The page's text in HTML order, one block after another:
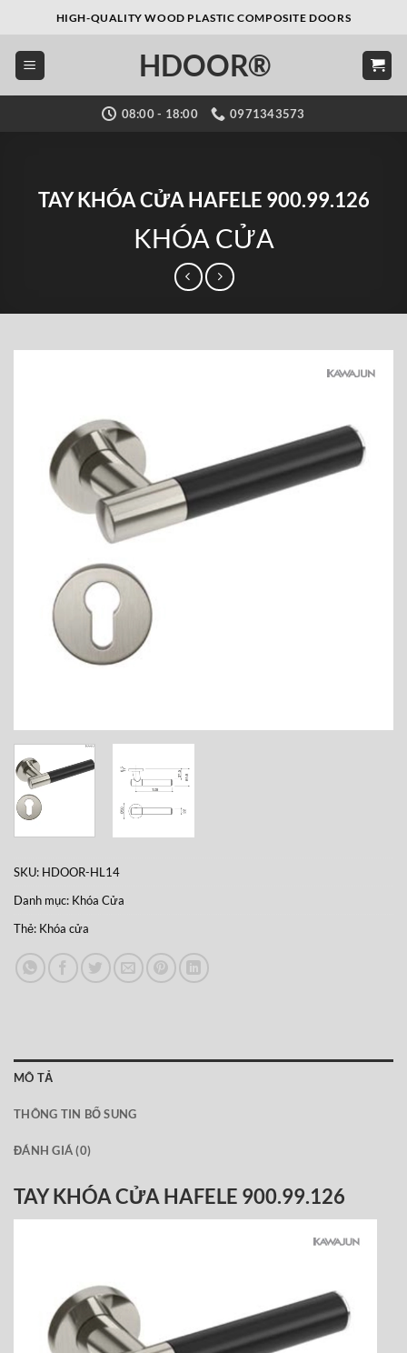
nội
dung
HIGH-QUALITY WOOD PLASTIC COMPOSITE DOORS
HDOOR®
08:00 - 18:00 0971343573
TAY KHÓA CỬA HAFELE 900.99.126
KHÓA CỬA
SKU: HDOOR-HL14
Danh mục: Khóa Cửa
Thẻ: Khóa cửa
MÔ TẢ
THÔNG TIN BỔ SUNG
ĐÁNH GIÁ (0)
TAY KHÓA CỬA HAFELE 900.99.126